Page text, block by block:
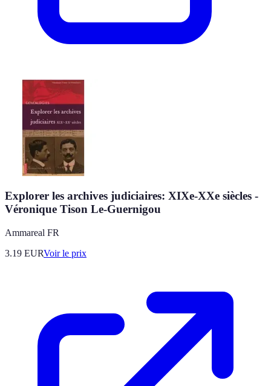
Explorer les archives judiciaires: XIXe-XXe siècles -
Véronique Tison Le-Guernigou
Ammareal FR
3.19 EURVoir le prix